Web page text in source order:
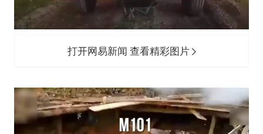
打开网易新闻 查看精彩图片